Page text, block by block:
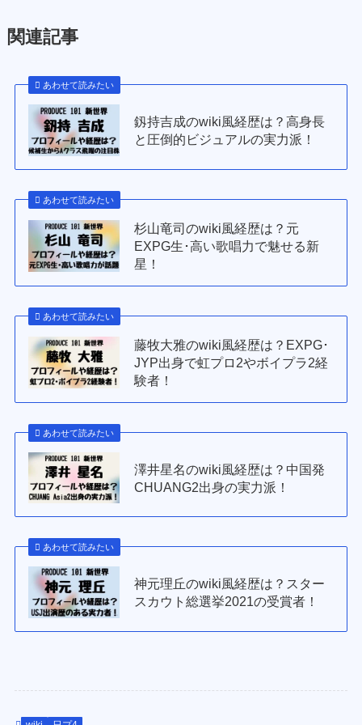
関連記事
あわせて読みたい
釼持吉成のwiki風経歴は？高身長
と圧倒的ビジュアルの実力派！
あわせて読みたい
杉山竜司のwiki風経歴は？元
EXPG生･高い歌唱力で魅せる新
星！
あわせて読みたい
藤牧大雅のwiki風経歴は？EXPG･
JYP出身で虹プロ2やボイプラ2経
験者！
あわせて読みたい
澤井星名のwiki風経歴は？中国発
CHUANG2出身の実力派！
あわせて読みたい
神元理丘のwiki風経歴は？スター
スカウト総選挙2021の受賞者！